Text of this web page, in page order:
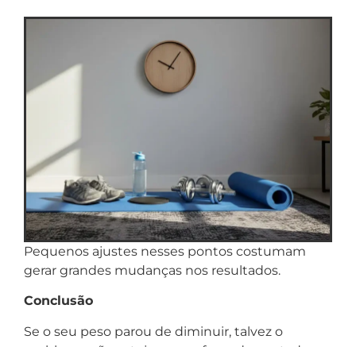
Pequenos ajustes nesses pontos costumam
gerar grandes mudanças nos resultados.
Conclusão
Se o seu peso parou de diminuir, talvez o